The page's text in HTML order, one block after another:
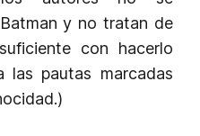
y no tratan de
con hacerlo
las pautas marcadas